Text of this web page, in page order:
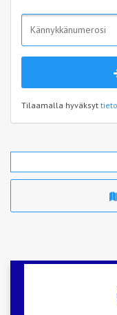
Tilaamalla hyväksyt